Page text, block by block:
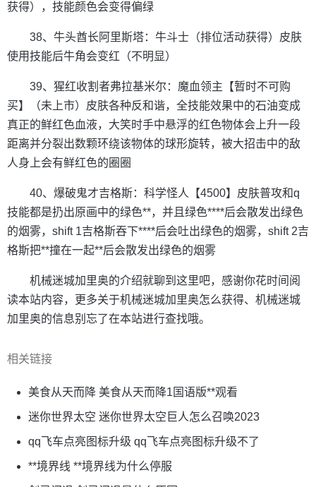
获得），技能颜色会变得偏绿
38、牛头酋长阿里斯塔：牛斗士（排位活动获得）皮肤
使用技能后牛角会变红（不明显）
39、猩红收割者弗拉基米尔：魔血领主【暂时不可购
买】（未上市）皮肤各种反和谐，全技能效果中的石油变成
真正的鲜红色血液，大笑时手中悬浮的红色物体会上升一段
距离并分裂出数颗环绕该物体的球形旋转，被大招击中的敌
人身上会有鲜红色的圈圈
40、爆破鬼才吉格斯：科学怪人【4500】皮肤普攻和q
技能都是扔出原画中的绿色**，并且绿色****后会散发出绿色
的烟雾，shift 1吉格斯吞下****后会吐出绿色的烟雾，shift 2吉
格斯把**撞在一起**后会散发出绿色的烟雾
机械迷城加里奥的介绍就聊到这里吧，感谢你花时间阅
读本站内容，更多关于机械迷城加里奥怎么获得、机械迷城
加里奥的信息别忘了在本站进行查找哦。
相关链接
美食从天而降 美食从天而降1国语版**观看
迷你世界太空 迷你世界太空巨人怎么召唤2023
qq飞车点亮图标升级 qq飞车点亮图标升级不了
**境界线 **境界线为什么停服